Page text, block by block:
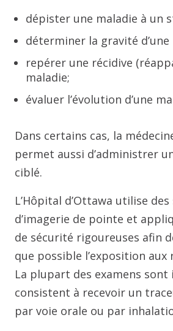
dépister une maladie à un
déterminer la gravité d’une
repérer une récidive
maladie;
évaluer l’évolution d’une
Dans certains cas, la
permet aussi d’administrer
ciblé.
L’Hôpital d’Ottawa utilise
d’imagerie de pointe et
de sécurité rigoureuses afin
que possible l’exposition aux
La plupart des examens
consistent à recevoir un
par voie orale ou par